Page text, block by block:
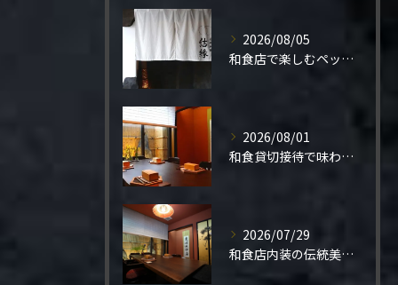
2026/08/05
和食店で楽しむペット同伴の食事体験
2026/08/01
和食貸切接待で味わう極上の一夜
2026/07/29
和食店内装の伝統美と機能性